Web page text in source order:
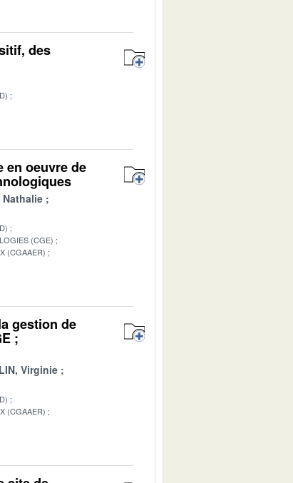
des
en oeuvre de
Nathalie
(CGE)
(CGAAER)
gestion de
;
Virginie
(CGAAER)